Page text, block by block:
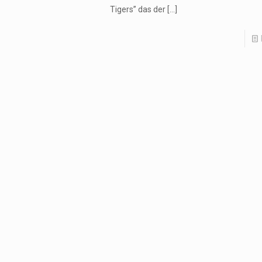
Tigers” das der[…]